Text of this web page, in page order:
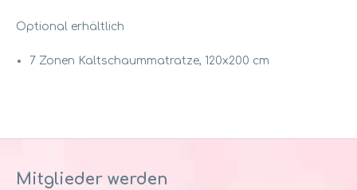
Optional erhältlich
7 Zonen Kaltschaummatratze, 120x200 cm
Mitglieder werden